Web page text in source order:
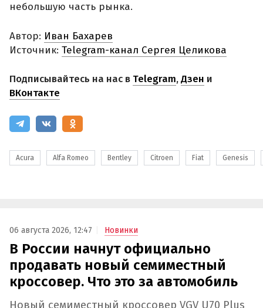
небольшую часть рынка.
Автор: Иван Бахарев
Источник: Telegram-канал Сергея Целикова
Подписывайтесь на нас в Telegram,Дзен и
ВКонтакте
Acura Alfa Romeo Bentley Citroen Fiat Genesis
06 августа 2026, 12:47 Новинки
В России начнут официально
продавать новый семиместный
кроссовер. Что это за автомобиль
Новый семиместный кроссовер VGV U70 Plus